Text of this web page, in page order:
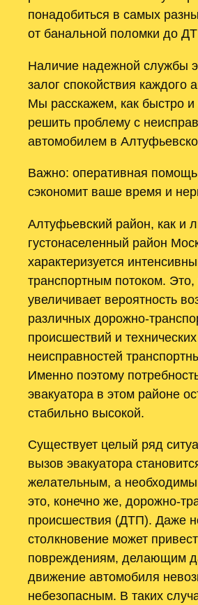
понадобиться в самых
от банальной поломки до
Наличие надежной службы
залог спокойствия каждого
Мы расскажем, как быстро и
решить проблему с
автомобилем в
Важно: оперативная помощь
сэкономит ваше время и
Алтуфьевский район, как и
густонаселенный район
характеризуется
транспортным потоком.
увеличивает вероятность
различных дорожно-
происшествий и технических
неисправностей
Именно поэтому
эвакуатора в этом районе
стабильно высокой.
Существует целый ряд
вызов эвакуатора
желательным, а
это, конечно же, дорожно-
происшествия (ДТП). Даже
столкновение может
повреждениям, делающим
движение автомобиля
небезопасным. В таких